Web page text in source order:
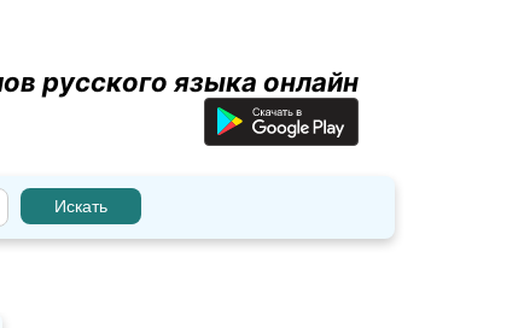
русского языка онлайн